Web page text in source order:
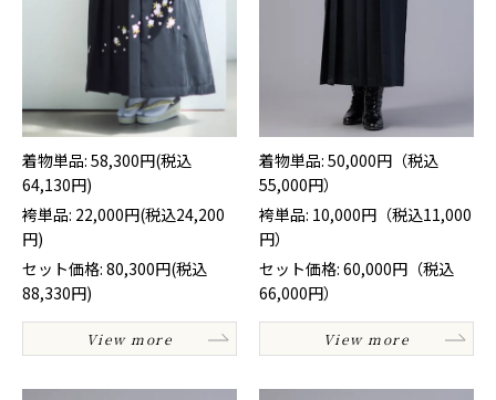
着物単品: 58,300円(税込
64,130円)
袴単品: 22,000円(税込24,200
円)
セット価格: 80,300円(税込
88,330円)
View more
着物単品: 50,000円（税込
55,000円）
袴単品: 10,000円（税込11,000
円）
セット価格: 60,000円（税込
66,000円）
View more